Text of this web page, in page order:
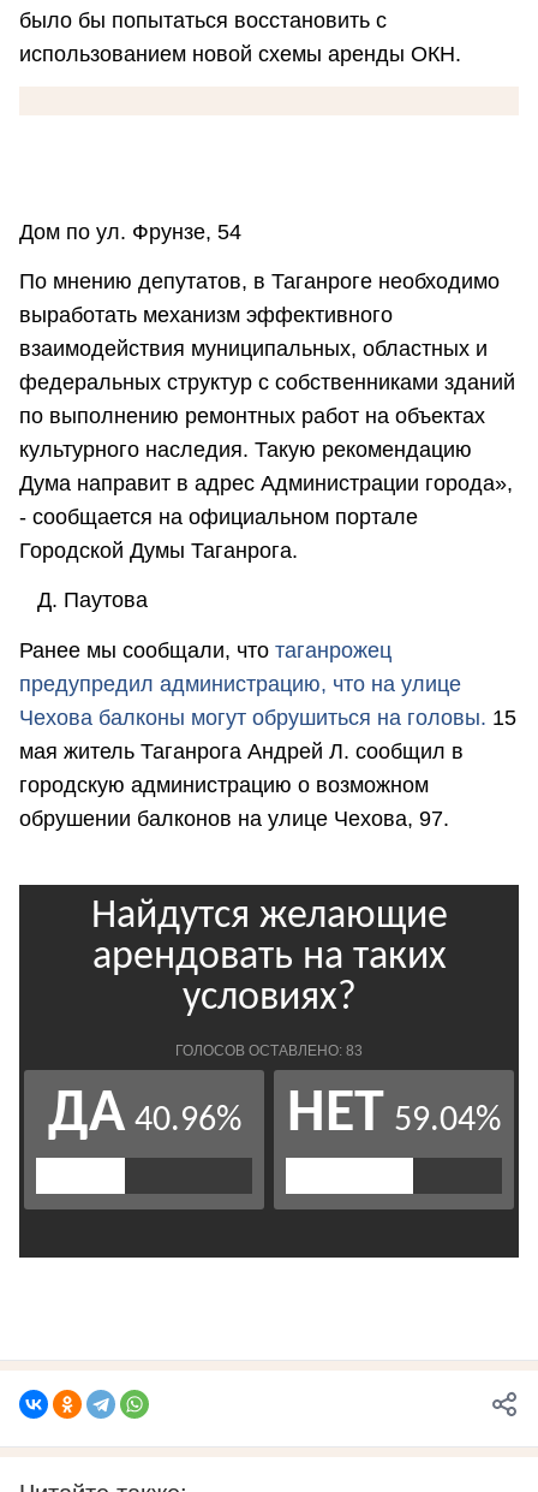
было бы попытаться восстановить с
использованием новой схемы аренды ОКН.
Дом по ул. Фрунзе, 54
По мнению депутатов, в Таганроге необходимо
выработать механизм эффективного
взаимодействия муниципальных, областных и
федеральных структур с собственниками зданий
по выполнению ремонтных работ на объектах
культурного наследия. Такую рекомендацию
Дума направит в адрес Администрации города»,
- сообщается на официальном портале
Городской Думы Таганрога.
Д. Паутова
Ранее мы сообщали, что таганрожец
предупредил администрацию, что на улице
Чехова балконы могут обрушиться на головы. 15
мая житель Таганрога Андрей Л. сообщил в
городскую администрацию о возможном
обрушении балконов на улице Чехова, 97.